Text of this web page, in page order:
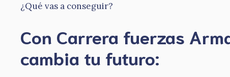
¿Qué vas a conseguir?
Con Carrera fuerzas
​cambia tu futuro: